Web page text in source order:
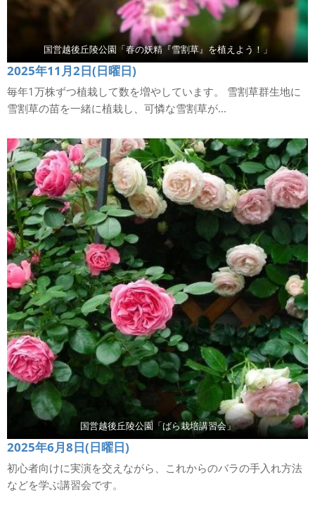
国営越後丘陵公園「春の妖精『雪割草』を植えよう！」
2025年11月2日(日曜日)
毎年1万株ずつ植栽して数を増やしています。 雪割草群生地に
雪割草の苗を一緒に植栽し、可憐な雪割草が...
国営越後丘陵公園「ばら栽培講習会」
2025年6月8日(日曜日)
初心者向けに実演を交えながら、これからのバラの手入れ方法
などを学ぶ講習会です。